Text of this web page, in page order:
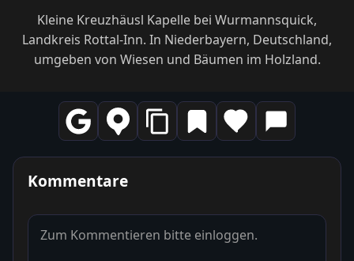
Kleine Kreuzhäusl Kapelle bei Wurmannsquick,
Landkreis Rottal-Inn. In Niederbayern, Deutschland,
umgeben von Wiesen und Bäumen im Holzland.
Kommentare